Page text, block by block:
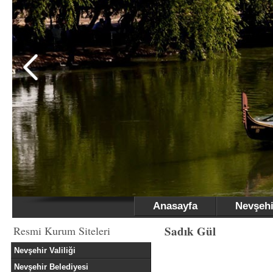
Anasayfa
Resmi Kurum Siteleri
Nevşehir Valiliği
Nevşehir Belediyesi
Sadık Gül